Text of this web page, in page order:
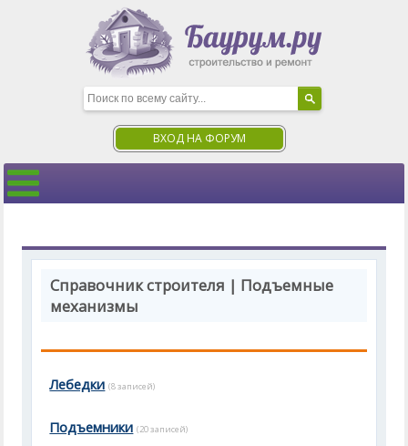
ВХОД НА ФОРУМ
Справочник строителя | Подъемные
механизмы
Лебедки (8 записей)
Подъемники (20 записей)